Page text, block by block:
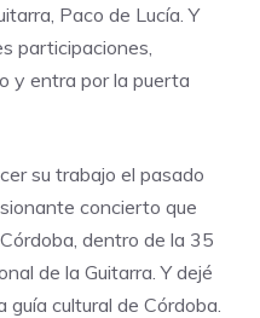
Paco de Lucía. Y
participaciones,
y entra por la puerta
su trabajo el pasado
concierto que
dentro de la 35
de la Guitarra . Y dejé
guía cultural de Córdoba.